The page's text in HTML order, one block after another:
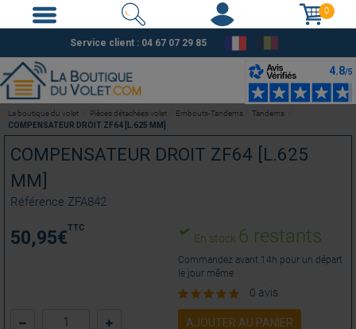
0
Service client : 04 67 07 29 85
COMPENSATEUR DROIT ZF64 [L.625
MM]
Référence ZFA842
50,95€TTC
En stock 6 restants
Commandez avant 14h pour un départ
le jour même
0 avis
AJOUTER AU PANIER
La boutique du volet Pièces détachées volet Embouts-Tandems
Tandems
COMPENSATEUR DROIT ZF64 [L.625 MM]